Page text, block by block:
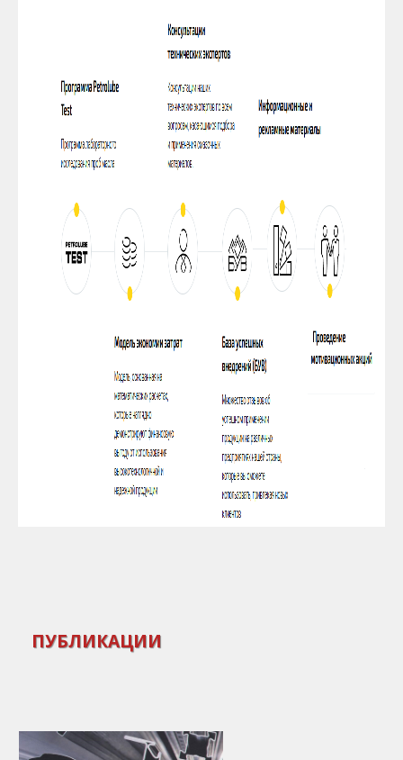
ПУБЛИКАЦИИ